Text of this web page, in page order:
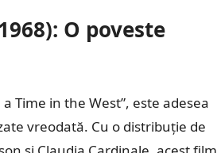
O poveste
Time in the West”, este adesea
vreodată. Cu o distribuție de